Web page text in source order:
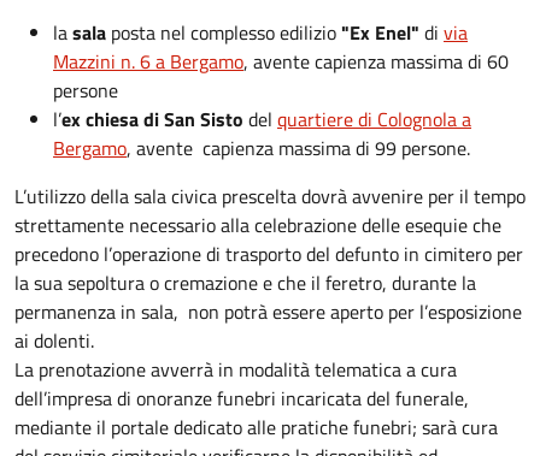
lasala posta nel complesso edilizio"Ex Enel" di via
Mazzini n. 6 a Bergamo, avente capienza massima di 60
persone
l’ex chiesa di San Sisto del quartiere di Colognola a
Bergamo, avente capienza massima di 99 persone.
L’utilizzo della sala civica prescelta dovrà avvenire per il tempo
strettamente necessario alla celebrazione delle esequie che
precedono l’operazione di trasporto del defunto in cimitero per
la sua sepoltura o cremazione e che il feretro, durante la
permanenza in sala, non potrà essere aperto per l’esposizione
ai dolenti.
La prenotazione avverrà in modalità telematica a cura
dell’impresa di onoranze funebri incaricata del funerale,
mediante il portale dedicato alle pratiche funebri; sarà cura